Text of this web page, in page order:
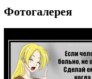
Фотогалерея